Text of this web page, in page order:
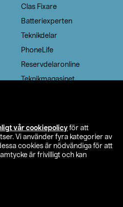
vår cookiepolicy för att
Vi använder fyra kategorier av
cookies är nödvändiga för att
är frivilligt och kan
Clas Fixare
Batteriexperten
Teknikdelar
PhoneLife
Reservdelaronline
Teknikmagasinet